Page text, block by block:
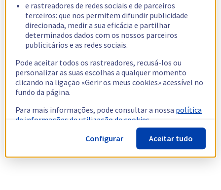
e rastreadores de redes sociais e de parceiros
terceiros: que nos permitem difundir publicidade
direcionada, medir a sua eficácia e partilhar
determinados dados com os nossos parceiros
publicitários e as redes sociais.
Pode aceitar todos os rastreadores, recusá-los ou
personalizar as suas escolhas a qualquer momento
clicando na ligação «Gerir os meus cookies» acessível no
fundo da página.
Para mais informações, pode consultar a nossa política
de informações de utilização de cookies.
Configurar
Aceitar tudo